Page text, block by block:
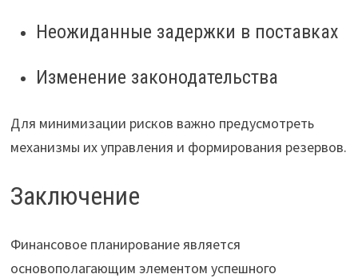
Неожиданные задержки в поставках
Изменение законодательства
Для минимизации рисков важно предусмотреть
механизмы их управления и формирования резервов.
Заключение
Финансовое планирование является
основополагающим элементом успешного